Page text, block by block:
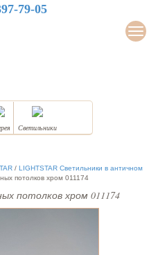
79-05
Светильники
/ LIGHTSTAR Светильники в античном
потолков хром 011174
потолков хром 011174